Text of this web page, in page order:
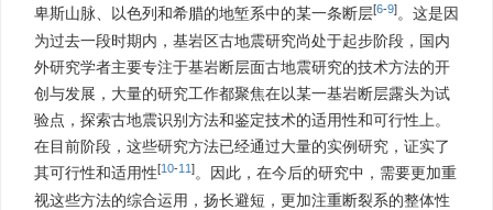
卑斯山脉、以色列和希腊的地堑系中的某一条断层[6-9]。这是因
为过去一段时期内，基岩区古地震研究尚处于起步阶段，国内
外研究学者主要专注于基岩断层面古地震研究的技术方法的开
创与发展，大量的研究工作都聚焦在以某一基岩断层露头为试
验点，探索古地震识别方法和鉴定技术的适用性和可行性上。
在目前阶段，这些研究方法已经通过大量的实例研究，证实了
其可行性和适用性[10-11]。因此，在今后的研究中，需要更加重
视这些方法的综合运用，扬长避短，更加注重断裂系的整体性